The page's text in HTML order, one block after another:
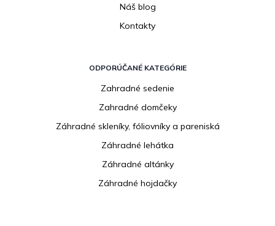
Náš blog
Kontakty
ODPORÚČANÉ KATEGÓRIE
Zahradné sedenie
Zahradné domčeky
Záhradné skleníky, fóliovníky a pareniská
Záhradné lehátka
Záhradné altánky
Záhradné hojdačky